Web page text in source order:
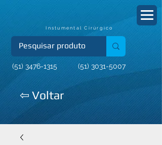
(51) 3031-5007
(51) 3476-1315
Instumental Cirúrgico
⇦ Voltar